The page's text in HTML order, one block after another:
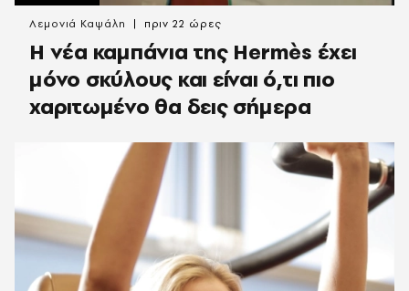
Η νέα καμπάνια της Hermès έχει
μόνο σκύλους και είναι ό,τι πιο
χαριτωμένο θα δεις σήμερα
Λεμονιά Καψάλη πριν 22 ώρες